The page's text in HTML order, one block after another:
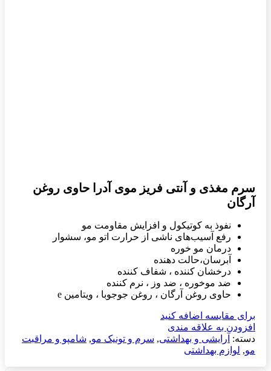
سرم مغذی و آنتی فریز موی آدرا حاوی روغن
آرگان
نفوذ به کوتیکول و افزایش مقاومت مو
رفع آسیب‌های ناشی از حرارت اتو مو، سشوار
درمان مو خوره
آبرسان،حالت دهنده
درخشان کننده ، شفاف کننده
ضد موخوره ، ضد وز ، نرم کننده
حاوی روغن آرگان ، روغن جوجوبا ، ویتامین e
برای مقایسه اضافه کنید
افزودن به علاقه مندی
دسته: آرایشی و بهداشتی, سرم و تونیک مو, شامپو و مراقبت
مو, لوازم بهداشتی